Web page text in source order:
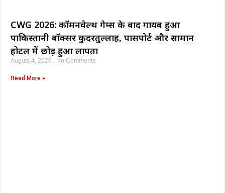
CWG 2026: कॉमनवेल्थ गेम्स के बाद गायब हुआ
पाकिस्तानी बॉक्सर कुदरतुल्लाह, पासपोर्ट और सामान
होटल में छोड़ हुआ लापता
August 4, 2026 No Comments
Read More »